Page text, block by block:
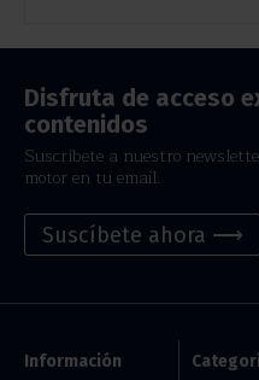
Disfruta de acceso
contenidos
Suscríbete a nuestro
motor en tu email.
Suscíbete ahora ⟶
Información